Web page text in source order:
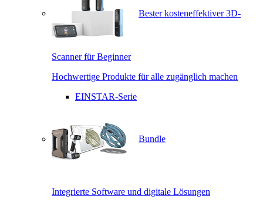
Bester kosteneffektiver 3D-
Scanner für Beginner
Hochwertige Produkte für alle zugänglich machen
EINSTAR-Serie
Bundle
Integrierte Software und digitale Lösungen